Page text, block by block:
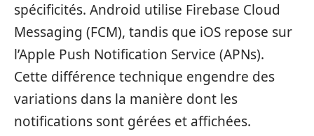
spécificités. Android utilise Firebase Cloud
Messaging (FCM), tandis que iOS repose sur
l’Apple Push Notification Service (APNs).
Cette différence technique engendre des
variations dans la manière dont les
notifications sont gérées et affichées.